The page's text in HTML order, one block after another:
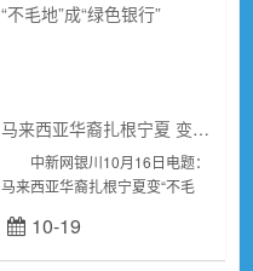
马来西亚华裔扎根宁夏 变“不毛地”成“绿色银行”
中新网银川10月16日电题：
马来西亚华裔扎根宁夏变“不毛
李佩珊 马来西亚华裔张佩心
与宁夏的故事，要从2015...
10-19